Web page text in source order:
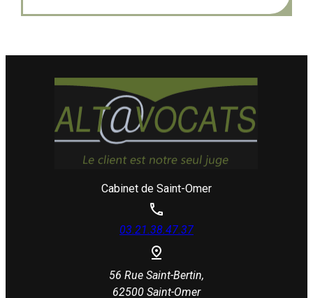
Cabinet de Saint-Omer
03.21.38.47.37
56 Rue Saint-Bertin,
62500 Saint-Omer